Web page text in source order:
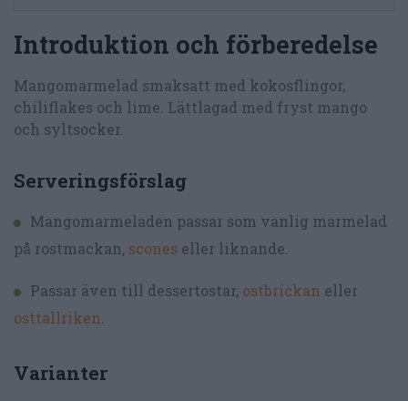
Introduktion och förberedelse
Mangomarmelad smaksatt med kokosflingor,
chiliflakes och lime. Lättlagad med fryst mango
och syltsocker.
Serveringsförslag
Mangomarmeladen passar som vanlig marmelad
på rostmackan, scones eller liknande.
Passar även till dessertostar, ostbrickan eller
osttallriken.
Varianter